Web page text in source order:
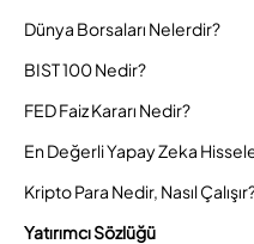
Dünya Borsaları Nelerdir?
BIST 100 Nedir?
FED Faiz Kararı Nedir?
En Değerli Yapay Zeka
Kripto Para Nedir, Nasıl
Yatırımcı Sözlüğü